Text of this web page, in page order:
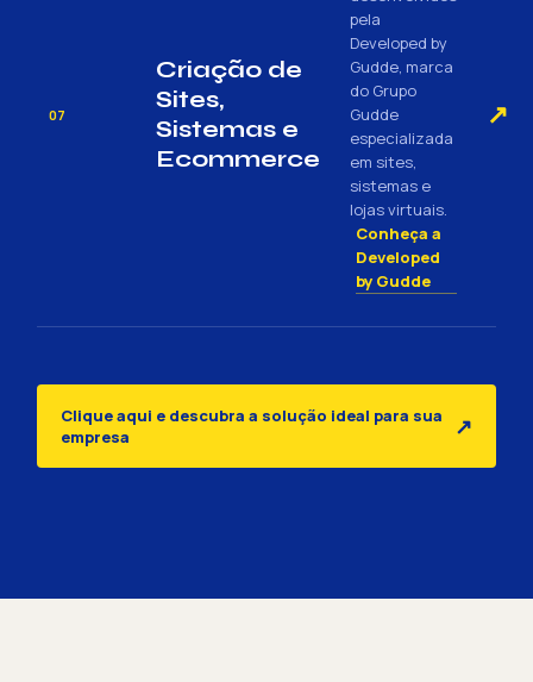
07
Criação de
Sites,
Sistemas e
Ecommerce
pela
Developed by
Gudde, marca
do Grupo
Gudde
especializada
em sites,
sistemas e
lojas virtuais.
Conheça a
Developed
by Gudde
↗
Clique aqui e descubra a solução ideal para sua
empresa
↗